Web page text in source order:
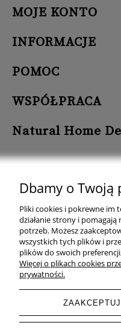
MOJE KONTO
INFORMACJE
POMOC
WSPÓŁPRACA
Natural Home
Natural Home Decor | E-
507 707 299 | NIP:
Copyright ©
Dbamy o Twoją
Pliki cookies i pokrewne im
działanie strony i
potrzeb. Możesz
wszystkich tych plików i
plików do swoich
Więcej o plikach cookies
prywatności.